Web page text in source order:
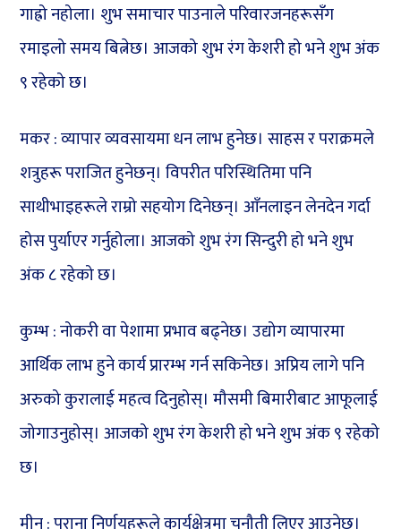
गाह्रो नहोला। शुभ समाचार पाउनाले परिवारजनहरूसँग
रमाइलो समय बित्नेछ। आजको शुभ रंग केशरी हो भने शुभ अंक
९ रहेको छ।
मकर : व्यापार व्यवसायमा धन लाभ हुनेछ। साहस र पराक्रमले
शत्रुहरू पराजित हुनेछन्। विपरीत परिस्थितिमा पनि
साथीभाइहरूले राम्रो सहयोग दिनेछन्। आँनलाइन लेनदेन गर्दा
होस पुर्याएर गर्नुहोला। आजको शुभ रंग सिन्दुरी हो भने शुभ
अंक ८ रहेको छ।
कुम्भ : नोकरी वा पेशामा प्रभाव बढ्नेछ। उद्योग व्यापारमा
आर्थिक लाभ हुने कार्य प्रारम्भ गर्न सकिनेछ। अप्रिय लागे पनि
अरुको कुरालाई महत्व दिनुहोस्। मौसमी बिमारीबाट आफूलाई
जोगाउनुहोस्। आजको शुभ रंग केशरी हो भने शुभ अंक ९ रहेको
छ।